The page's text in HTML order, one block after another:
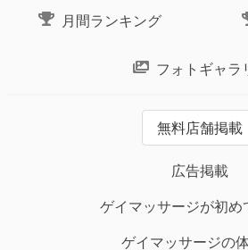
月間ランキング
フォトギャラ
無料店舗掲載
広告掲載
ゲイマッサージが初め
ゲイマッサージの